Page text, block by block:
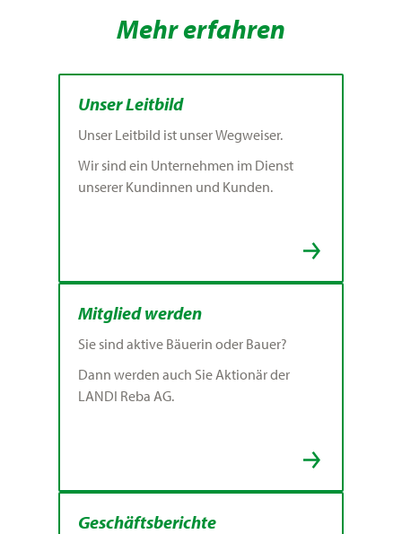
Mehr erfahren
Unser Leitbild
Unser Leitbild ist unser Wegweiser.
Wir sind ein Unternehmen im Dienst
unserer Kundinnen und Kunden.
Mitglied werden
Sie sind aktive Bäuerin oder Bauer?
Dann werden auch Sie Aktionär der
LANDI Reba AG.
Geschäftsberichte